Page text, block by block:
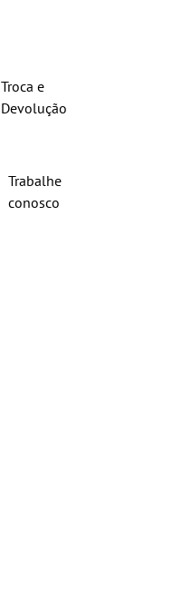
Troca e
Devolução
Trabalhe
conosco